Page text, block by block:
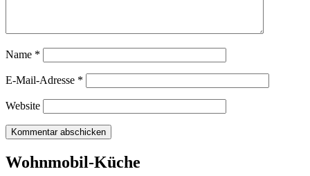
Name *
E-Mail-Adresse *
Website
Wohnmobil-Küche